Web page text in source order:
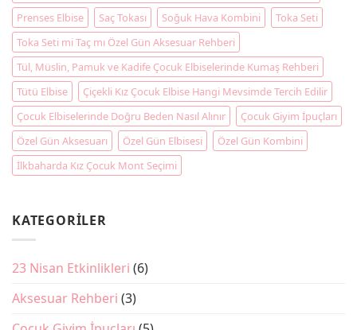
Prenses Elbise
Saç Tokası Soğuk Hava Kombini
Toka Seti
Toka Seti mi Taç mı Özel Gün Aksesuar Rehberi
Tül, Müslin, Pamuk ve Kadife Çocuk Elbiselerinde Kumaş Rehberi
Tütü Elbise
Çiçekli Kız Çocuk Elbise Hangi Mevsimde Tercih Edilir
Çocuk Elbiselerinde Doğru Beden Nasıl Alınır
Çocuk Giyim İpuçları
Özel Gün Aksesuarı
Özel Gün Elbisesi
Özel Gün Kombini
İlkbaharda Kız Çocuk Mont Seçimi
KATEGORILER
23 Nisan Etkinlikleri (6)
Aksesuar Rehberi (3)